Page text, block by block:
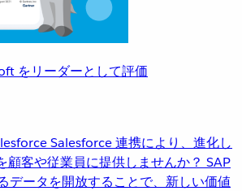
をリーダーとして評価
Salesforce 連携により、進化し
顧客や従業員に提供しませんか？ SAP
データを開放することで、新しい価値